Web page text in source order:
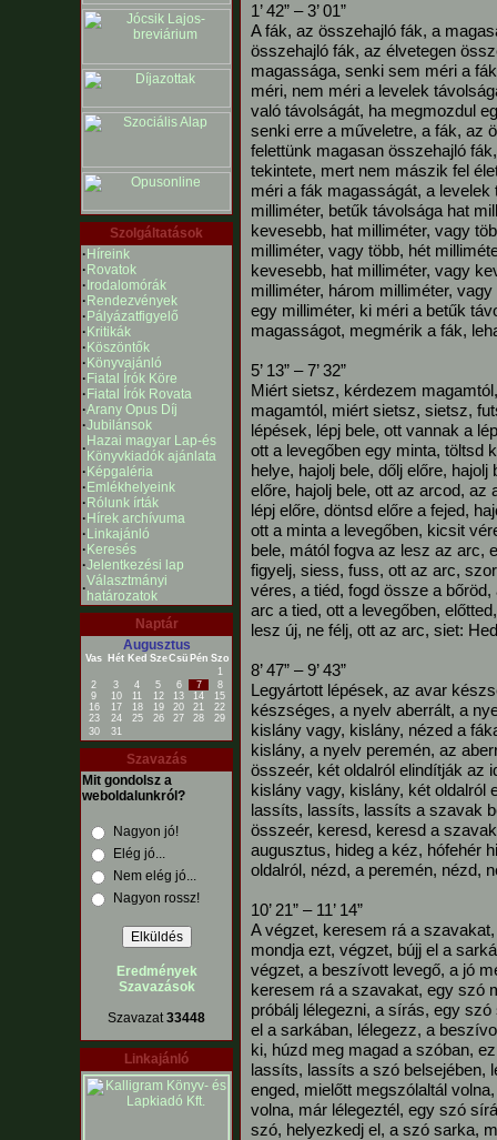
Szolgáltatások
· Híreink
· Rovatok
· Irodalomórák
· Rendezvények
· Pályázatfigyelő
· Kritikák
· Köszöntők
· Könyvajánló
· Fiatal Írók Köre
· Fiatal Írók Rovata
·Arany Opus Díj
·Jubilánsok
· Hazai magyar Lap-és
Könyvkiadók ajánlata
· Képgaléria
· Emlékhelyeink
· Rólunk írták
· Hírek archívuma
· Linkajánló
· Keresés
·Jelentkezési lap
·Választmányi
határozatok
Naptár
Augusztus
Vas Hét Ked SzeCsü Pén Szo
1
2
3 4 5 6 7
8
9
10 11 12 13 14
15
16
17 18 19 20 21
22
23
24 25 26 27 28
29
30
31
Szavazás
Mit gondolsz a
weboldalunkról?
Nagyon jó!
Elég jó...
Nem elég jó...
Nagyon rossz!
Eredmények
Szavazások
Szavazat33448
Linkajánló
1’ 42” – 3’ 01”
A fák, az összehajló fák, a
összehajló fák, az élvetegen
magassága, senki sem méri a
méri, nem méri a levelek
való távolságát, ha megmozdul
senki erre a műveletre, a fák, az
felettünk magasan összehajló
tekintete, mert nem mászik fel
méri a fák magasságát, a
milliméter, betűk távolsága hat
kevesebb, hat milliméter, vagy
milliméter, vagy több, hét
kevesebb, hat milliméter, vagy
milliméter, három milliméter,
egy milliméter, ki méri a betűk
magasságot, megmérik a fák,
5’ 13” – 7’ 32”
Miért sietsz, kérdezem
magamtól, miért sietsz, sietsz,
lépések, lépj bele, ott vannak a
ott a levegőben egy minta, töltsd
helye, hajolj bele, dőlj előre,
előre, hajolj bele, ott az arcod,
lépj előre, döntsd előre a fejed,
ott a minta a levegőben, kicsit
bele, mától fogva az lesz az arc,
figyelj, siess, fuss, ott az arc,
véres, a tiéd, fogd össze a
arc a tied, ott a levegőben,
lesz új, ne félj, ott az arc, siet:
8’ 47” – 9’ 43”
Legyártott lépések, az avar
készséges, a nyelv aberrált, a
kislány vagy, kislány, nézed a
kislány, a nyelv peremén, az
összeér, két oldalról elindítják az
kislány vagy, kislány, két oldalról
lassíts, lassíts, lassíts a szavak
összeér, keresd, keresd a
augusztus, hideg a kéz, hófehér
oldalról, nézd, a peremén, nézd,
10’ 21” – 11’ 14”
A végzet, keresem rá a
mondja ezt, végzet, bújj el a
végzet, a beszívott levegő, a jó
keresem rá a szavakat, egy szó
próbálj lélegezni, a sírás, egy
el a sarkában, lélegezz, a
ki, húzd meg magad a szóban,
lassíts, lassíts a szó belsejében,
enged, mielőtt megszólaltál
volna, már lélegeztél, egy szó
szó, helyezkedj el, a szó sarka,